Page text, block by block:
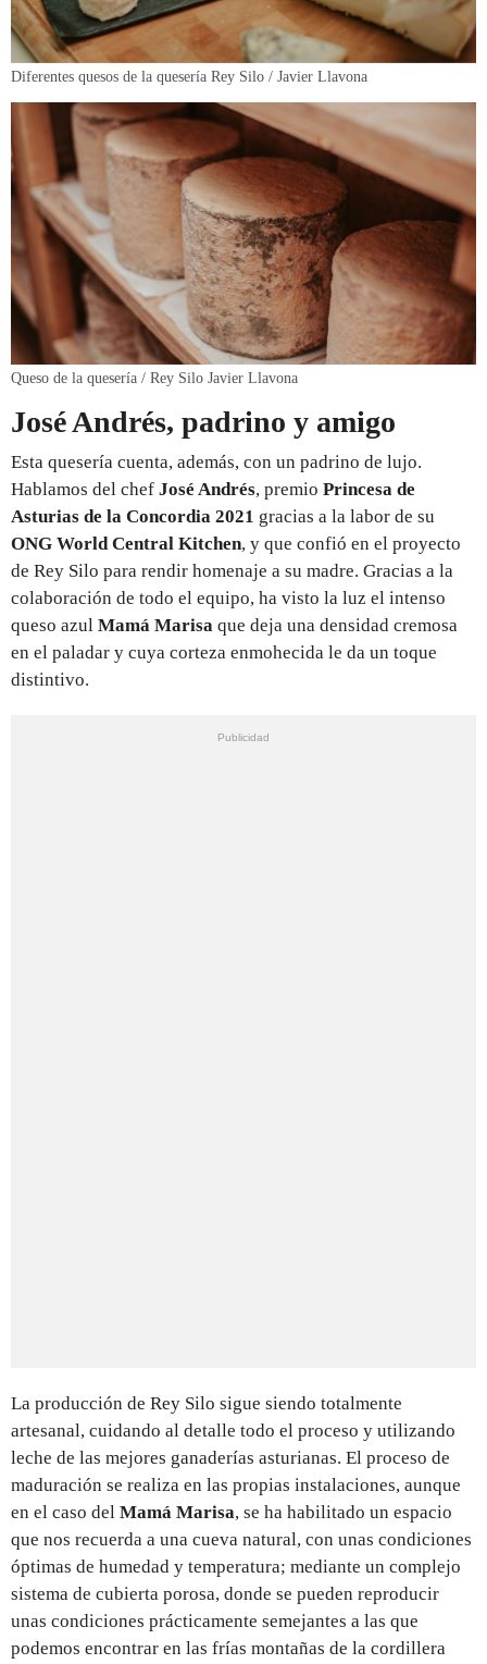
Diferentes quesos de la quesería Rey Silo / Javier Llavona
Queso de la quesería / Rey Silo Javier Llavona
José Andrés, padrino y amigo
Esta quesería cuenta, además, con un padrino de lujo.
Hablamos del chef José Andrés, premio Princesa de
Asturias de la Concordia 2021 gracias a la labor de su
ONG World Central Kitchen, y que confió en el proyecto
de Rey Silo para rendir homenaje a su madre. Gracias a la
colaboración de todo el equipo, ha visto la luz el intenso
queso azul Mamá Marisa que deja una densidad cremosa
en el paladar y cuya corteza enmohecida le da un toque
distintivo.
La producción de Rey Silo sigue siendo totalmente
artesanal, cuidando al detalle todo el proceso y utilizando
leche de las mejores ganaderías asturianas. El proceso de
maduración se realiza en las propias instalaciones, aunque
en el caso del Mamá Marisa, se ha habilitado un espacio
que nos recuerda a una cueva natural, con unas condiciones
óptimas de humedad y temperatura; mediante un complejo
sistema de cubierta porosa, donde se pueden reproducir
unas condiciones prácticamente semejantes a las que
podemos encontrar en las frías montañas de la cordillera